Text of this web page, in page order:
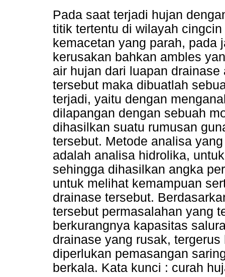
Pada saat terjadi hujan
titik tertentu di wilayah
kemacetan yang parah, pada
kerusakan bahkan ambles
air hujan dari luapan
tersebut maka dibuatlah
terjadi, yaitu dengan
dilapangan dengan sebuah
dihasilkan suatu rumusan
tersebut. Metode analisa
adalah analisa hidrolika,
sehingga dihasilkan angka
untuk melihat kemampuan
drainase tersebut.
tersebut permasalahan yang
berkurangnya kapasitas
drainase yang rusak,
diperlukan pemasangan
berkala. Kata kunci : curah